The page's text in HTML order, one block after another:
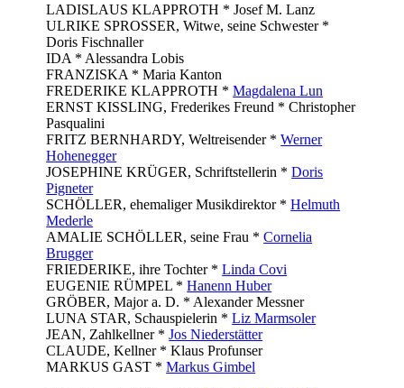
LADISLAUS KLAPPROTH * Josef M. Lanz
ULRIKE SPROSSER, Witwe, seine Schwester *
Doris Fischnaller
IDA * Alessandra Lobis
FRANZISKA * Maria Kanton
FREDERIKE KLAPPROTH *Magdalena Lun
ERNST KISSLING, Frederikes Freund * Christopher
Pasqualini
FRITZ BERNHARDY, Weltreisender *Werner
Hohenegger
JOSEPHINE KRÜGER, Schriftstellerin *Doris
Pigneter
SCHÖLLER, ehemaliger Musikdirektor *Helmuth
Mederle
AMALIE SCHÖLLER, seine Frau *Cornelia
Brugger
FRIEDERIKE, ihre Tochter *Linda Covi
EUGENIE RÜMPEL *Hanenn Huber
GRÖBER, Major a. D. * Alexander Messner
LUNA STAR, Schauspielerin *Liz Marmsoler
JEAN, Zahlkellner *Jos Niederstätter
CLAUDE, Kellner * Klaus Profunser
MARKUS GAST *Markus Gimbel